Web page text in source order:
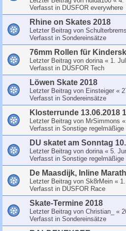
Verfasst in DUSFOR everywhere
Rhine on Skates 2018
Letzter Beitrag von
Verfasst in Sondereinsätze
76mm Rollen für
Letzter Beitrag von dorina« 1.
Verfasst in DUSFOR Tech
Löwen Skate 2018
Letzter Beitrag von Einsteiger «
Verfasst in Sondereinsätze
Klosterrunde 13.06.2018
Letzter Beitrag von MrSimmons «
Verfasst in Sonstige regelmäßige
DU skatet am Sonntag
Letzter Beitrag von dorina« 5.
Verfasst in Sonstige regelmäßige
De Maasdijk, Inline
Letzter Beitrag von Sk8rMein «
Verfasst in DUSFOR Race
Skate-Termine 2018
Letzter Beitrag von Christian_ «
Verfasst in Sondereinsätze